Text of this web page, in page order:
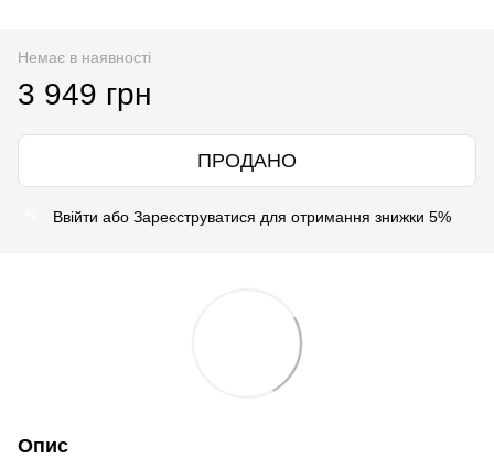
Немає в наявності
3 949 грн
ПРОДАНО
Ввійти або Зареєструватися для отримання знижки 5%
Опис